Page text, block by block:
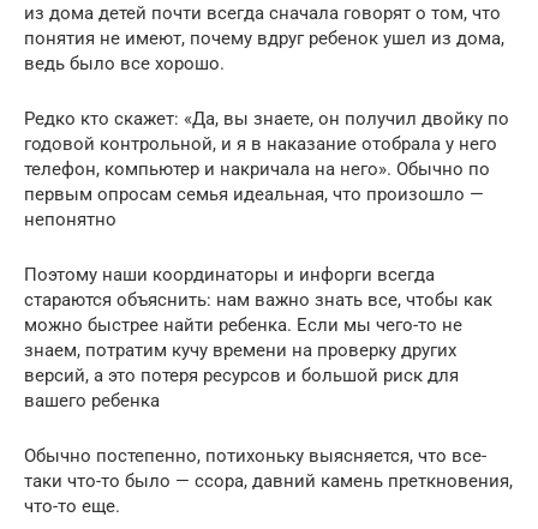
из дома детей почти всегда сначала говорят о том, что
понятия не имеют, почему вдруг ребенок ушел из дома,
ведь было все хорошо.
Редко кто скажет: «Да, вы знаете, он получил двойку по
годовой контрольной, и я в наказание отобрала у него
телефон, компьютер и накричала на него». Обычно по
первым опросам семья идеальная, что произошло —
непонятно
Поэтому наши координаторы и инфорги всегда
стараются объяснить: нам важно знать все, чтобы как
можно быстрее найти ребенка. Если мы чего-то не
знаем, потратим кучу времени на проверку других
версий, а это потеря ресурсов и большой риск для
вашего ребенка
Обычно постепенно, потихоньку выясняется, что все-
таки что-то было — ссора, давний камень преткновения,
что-то еще.